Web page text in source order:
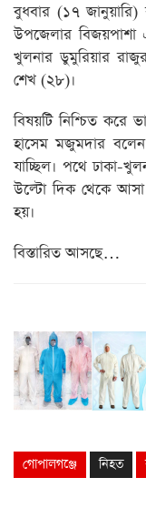
বুধবার (১৭
উপজেলার বিজয়পাশা
খুলনার ডুমুরিয়ার
শেখ (২৮)।
বিষয়টি নিশ্চিত করে
হাসেম মজুমদার বলেন,
যাচ্ছিল। পথে ঢাকা-
উল্টো দিক থেকে আসা
হয়।
বিস্তারিত আসছে…
গোপালগঞ্জে নিহত